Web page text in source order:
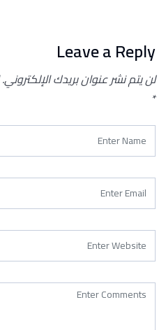
Leave a Reply
لن يتم نشر عنوان بريدك الإلكتروني.
*